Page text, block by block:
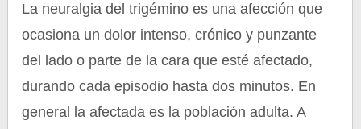
La neuralgia del trigémino es una afección que
ocasiona un dolor intenso, crónico y punzante
del lado o parte de la cara que esté afectado,
durando cada episodio hasta dos minutos. En
general la afectada es la población adulta. A